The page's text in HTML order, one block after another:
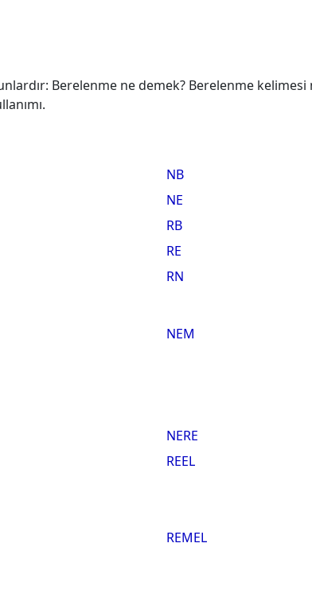
Berelenme ne demek? Berelenme kelimesi
NB
NE
RB
RE
RN
NEM
NERE
REEL
REMEL